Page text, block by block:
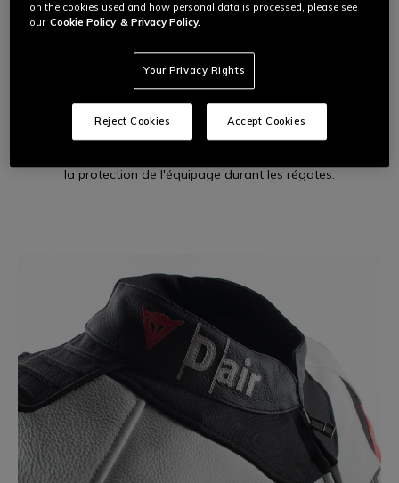
2016
EMIRATES TEAM NEW ZEALAND
Le Groupe Dainese monte à bord de l'Emirates Team
New Zealand à l'occasion de la Coupe de l'America
la protection de l'équipage durant les régates.
on the cookies used and how personal data is processed, please see
our Cookie Policy & Privacy Policy.
Your Privacy Rights
Reject Cookies Accept Cookies